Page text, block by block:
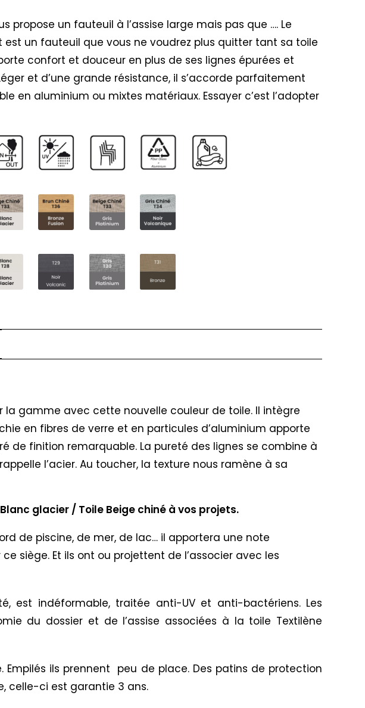
propose un fauteuil à l’assise large mais pas que …. Le
est un fauteuil que vous ne voudrez plus quitter tant sa toile
confort et douceur en plus de ses lignes épurées et
et d’une grande résistance, il s’accorde parfaitement
en aluminium ou mixtes matériaux. Essayer c’est l’adopter
la gamme avec cette nouvelle couleur de toile. Il intègre
en fibres de verre et en particules d’aluminium apporte
de finition remarquable. La pureté des lignes se combine à
l’acier. Au toucher, la texture nous ramène à sa
glacier / Toile Beige chiné à vos projets.
de piscine, de mer, de lac… il apportera une note
siège. Et ils ont ou projettent de l’associer avec les
est indéformable, traitée anti-UV et anti-bactériens. Les
du dossier et de l’assise associées à la toile Textilène
Empilés ils prennent peu de place. Des patins de protection
celle-ci est garantie 3 ans.